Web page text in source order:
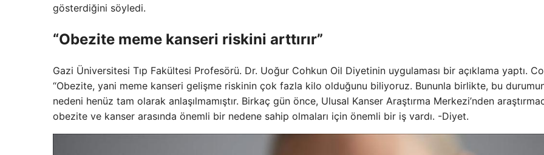
gösterdiğini söyledi.
“Obezite meme kanseri riskini arttırır”
Gazi Üniversitesi Tıp Fakültesi Profesörü. Dr. Uoğur Cohkun Oil Diyetinin uygulaması bir açıklama yaptı.
“Obezite, yani meme kanseri gelişme riskinin çok fazla kilo olduğunu biliyoruz. Bununla birlikte, bu
nedeni henüz tam olarak anlaşılmamıştır. Birkaç gün önce, Ulusal Kanser Araştırma Merkezi’nden
obezite ve kanser arasında önemli bir nedene sahip olmaları için önemli bir iş vardı. -Diyet.